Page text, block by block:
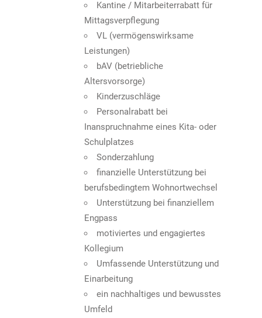
Kantine / Mitarbeiterrabatt für
Mittagsverpflegung
VL (vermögenswirksame
Leistungen)
bAV (betriebliche
Altersvorsorge)
Kinderzuschläge
Personalrabatt bei
Inanspruchnahme eines Kita- oder
Schulplatzes
Sonderzahlung
finanzielle Unterstützung bei
berufsbedingtem Wohnortwechsel
Unterstützung bei finanziellem
Engpass
motiviertes und engagiertes
Kollegium
Umfassende Unterstützung und
Einarbeitung
ein nachhaltiges und bewusstes
Umfeld